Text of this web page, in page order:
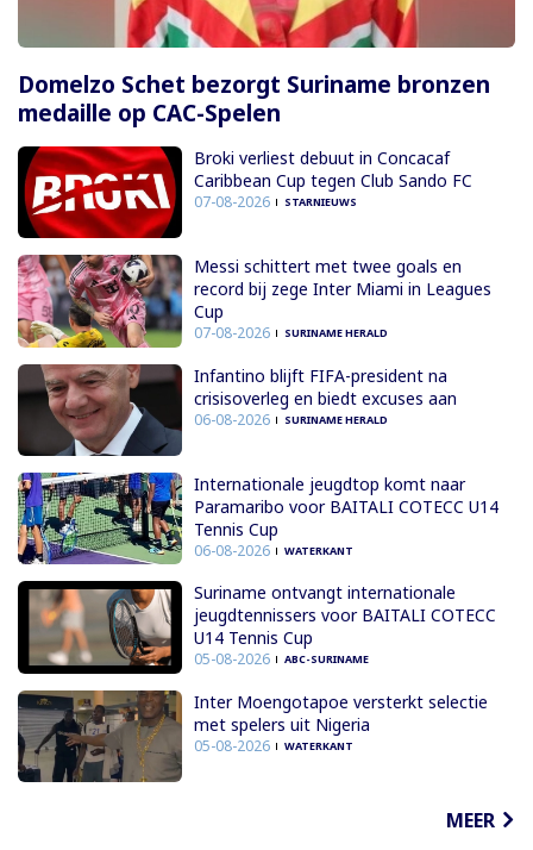
Domelzo Schet bezorgt Suriname bronzen
medaille op CAC-Spelen
Broki verliest debuut in Concacaf
Caribbean Cup tegen Club Sando FC
07-08-2026 STARNIEUWS
Messi schittert met twee goals en
record bij zege Inter Miami in Leagues
Cup
07-08-2026 SURINAME HERALD
Infantino blijft FIFA-president na
crisisoverleg en biedt excuses aan
06-08-2026 SURINAME HERALD
Internationale jeugdtop komt naar
Paramaribo voor BAITALI COTECC U14
Tennis Cup
06-08-2026 WATERKANT
Suriname ontvangt internationale
jeugdtennissers voor BAITALI COTECC
U14 Tennis Cup
05-08-2026 ABC-SURINAME
Inter Moengotapoe versterkt selectie
met spelers uit Nigeria
05-08-2026 WATERKANT
MEER